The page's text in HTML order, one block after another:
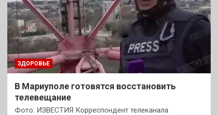
ЗДОРОВЬЕ
В Мариуполе готовятся восстановить
телевещание
Фото: ИЗВЕСТИЯ Корреспондент телеканала